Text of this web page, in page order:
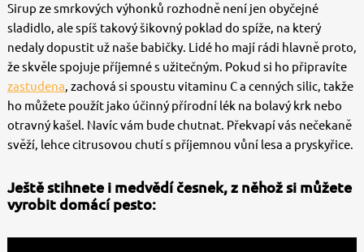
Sirup ze smrkových výhonků rozhodně není jen obyčejné
sladidlo, ale spíš takový šikovný poklad do spíže, na který
nedaly dopustit už naše babičky. Lidé ho mají rádi hlavně proto,
že skvěle spojuje příjemné s užitečným. Pokud si ho připravíte
zastudena, zachová si spoustu vitaminu C a cenných silic, takže
ho můžete použít jako účinný přírodní lék na bolavý krk nebo
otravný kašel. Navíc vám bude chutnat. Překvapí vás nečekaně
svěží, lehce citrusovou chutí s příjemnou vůní lesa a pryskyřice.
Ještě stihnete i medvědí česnek, z něhož si můžete
vyrobit domácí pesto: